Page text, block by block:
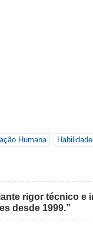
Humana
rigor técnico e
desde 1999.”